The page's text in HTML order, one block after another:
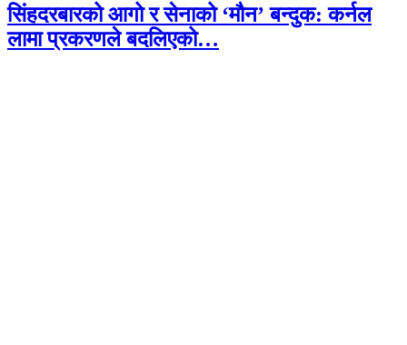
सिंहदरबारको आगो र सेनाको ‘मौन’ बन्दुक: कर्नल
लामा प्रकरणले बदलिएको…